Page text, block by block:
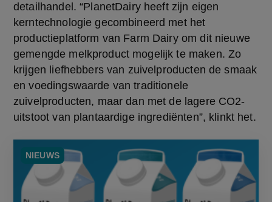
detailhandel. “PlanetDairy heeft zijn eigen
kerntechnologie gecombineerd met het
productieplatform van Farm Dairy om dit nieuwe
gemengde melkproduct mogelijk te maken. Zo
krijgen liefhebbers van zuivelproducten de smaak
en voedingswaarde van traditionele
zuivelproducten, maar dan met de lagere CO2-
uitstoot van plantaardige ingrediënten”, klinkt het.
NIEUWS